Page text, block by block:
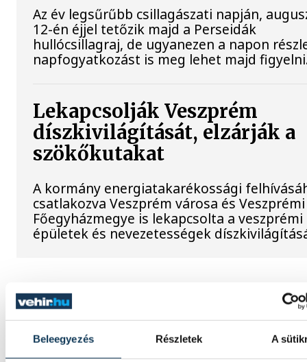
Beleegyezés Részletek A
Az év legsűrűbb csillagászati napján,
12-én éjjel tetőzik majd a Perseidák
hullócsillagraj, de ugyanezen a napon
napfogyatkozást is meg lehet majd
Lekapcsolják Veszprém
díszkivilágítását, elzárják a
szökőkutakat
A kormány energiatakarékossági
csatlakozva Veszprém városa és Veszprémi
Főegyházmegye is lekapcsolta a veszprémi
épületek és nevezetességek
SPORT